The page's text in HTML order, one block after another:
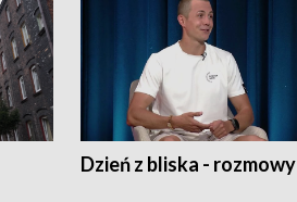
Dzień z bliska - rozmowy